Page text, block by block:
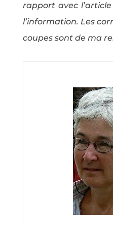
rapport avec
l’information. Les
coupes sont de ma